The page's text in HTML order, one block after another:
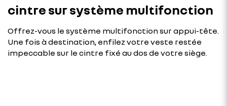
cintre sur système multifonction
Offrez-vous le système multifonction sur appui-tête.
Une fois à destination, enfilez votre veste restée
impeccable sur le cintre fixé au dos de votre siège.